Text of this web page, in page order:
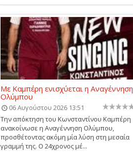
Με Καμπέρη ενισχύεται η Αναγέννηση
Ολύμπου
06 Αυγούστου 2026 13:51
Την απόκτηση του Κωνσταντίνου Καμπέρη
ανακοίνωσε η Αναγέννηση Ολύμπου,
προσθέτοντας ακόμη μία λύση στη μεσαία
γραμμή της. Ο 24χρονος μέ...